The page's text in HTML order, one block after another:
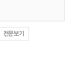
되면 지체 없이
동안 보존합니다.
만 이러한 개인정보의
정상적인 서비스 제공이
전문보기